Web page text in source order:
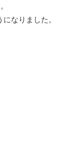
なりました。